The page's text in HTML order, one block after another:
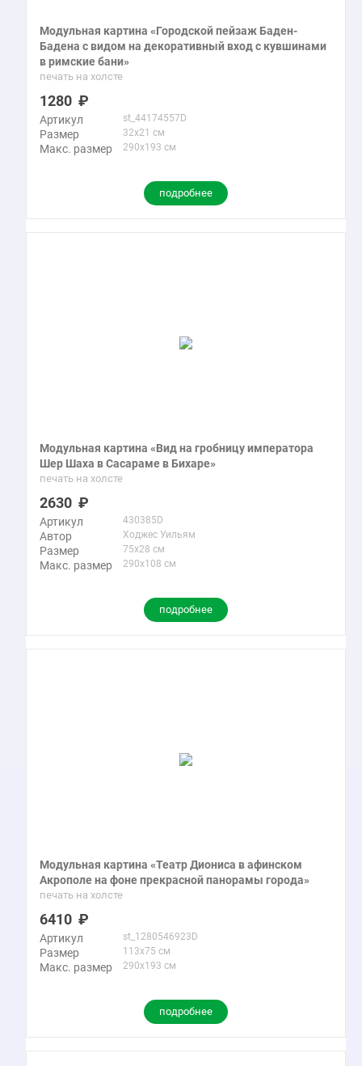
Модульная картина «Городской пейзаж Баден-
Бадена с видом на декоративный вход с кувшинами
в римские бани»
печать на холсте
1280
Артикул st_44174557D
Размер 32x21 см
Макс. размер 290x193 см
подробнее
Модульная картина «Вид на гробницу императора
Шер Шаха в Сасараме в Бихаре»
печать на холсте
2630
Артикул 430385D
Автор Ходжес Уильям
Размер 75x28 см
Макс. размер 290x108 см
подробнее
Модульная картина «Театр Диониса в афинском
Акрополе на фоне прекрасной панорамы города»
печать на холсте
6410
Артикул st_1280546923D
Размер 113x75 см
Макс. размер 290x193 см
подробнее